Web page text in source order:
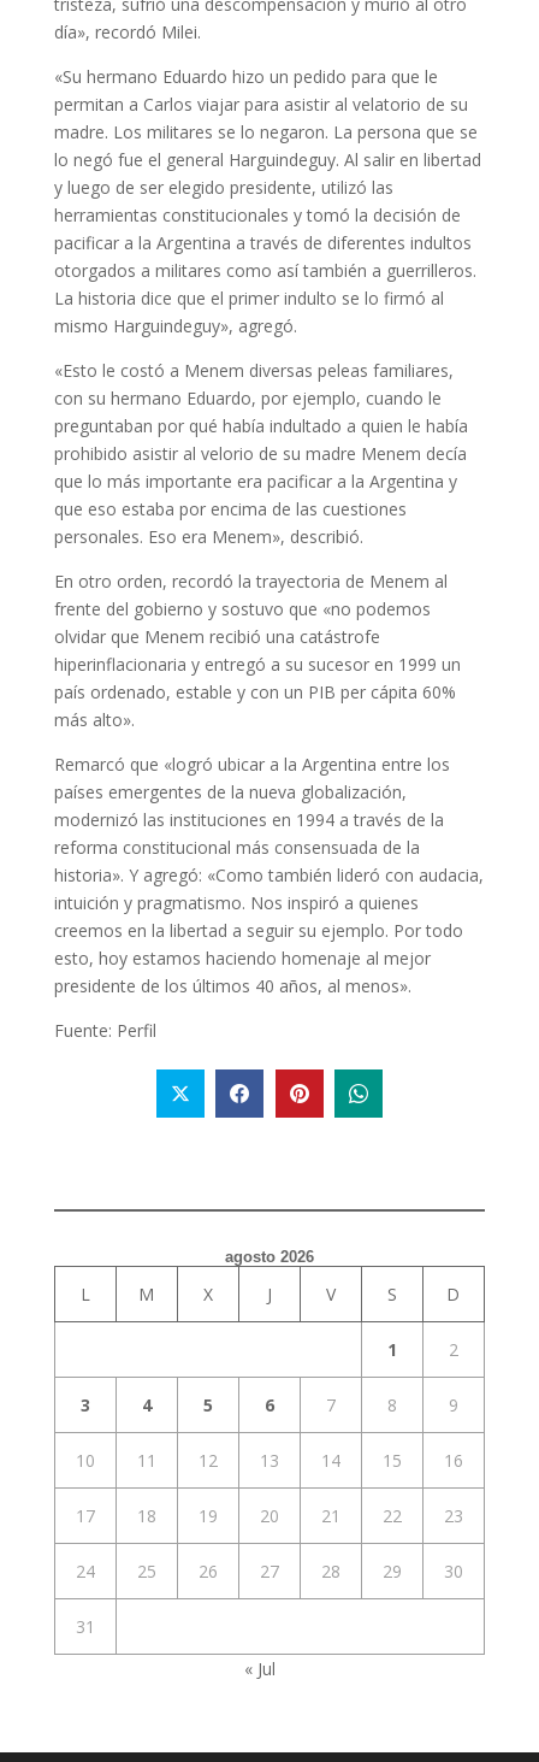
día», recordó Milei.
«Su hermano Eduardo hizo un pedido para que le
permitan a Carlos viajar para asistir al velatorio de su
madre. Los militares se lo negaron. La persona que se
lo negó fue el general Harguindeguy. Al salir en libertad
y luego de ser elegido presidente, utilizó las
herramientas constitucionales y tomó la decisión de
pacificar a la Argentina a través de diferentes indultos
otorgados a militares como así también a guerrilleros.
La historia dice que el primer indulto se lo firmó al
mismo Harguindeguy», agregó.
«Esto le costó a Menem diversas peleas familiares,
con su hermano Eduardo, por ejemplo, cuando le
preguntaban por qué había indultado a quien le había
prohibido asistir al velorio de su madre Menem decía
que lo más importante era pacificar a la Argentina y
que eso estaba por encima de las cuestiones
personales. Eso era Menem», describió.
En otro orden, recordó la trayectoria de Menem al
frente del gobierno y sostuvo que «no podemos
olvidar que Menem recibió una catástrofe
hiperinflacionaria y entregó a su sucesor en 1999 un
país ordenado, estable y con un PIB per cápita 60%
más alto».
Remarcó que «logró ubicar a la Argentina entre los
países emergentes de la nueva globalización,
modernizó las instituciones en 1994 a través de la
reforma constitucional más consensuada de la
historia». Y agregó: «Como también lideró con audacia,
intuición y pragmatismo. Nos inspiró a quienes
creemos en la libertad a seguir su ejemplo. Por todo
esto, hoy estamos haciendo homenaje al mejor
presidente de los últimos 40 años, al menos».
Fuente: Perfil
agosto 2026
L M X J V S D
1 2
3 4 5 6 7 8 9
10 11 12 13 14 15 16
17 18 19 20 21 22 23
24 25 26 27 28 29 30
31
« Jul